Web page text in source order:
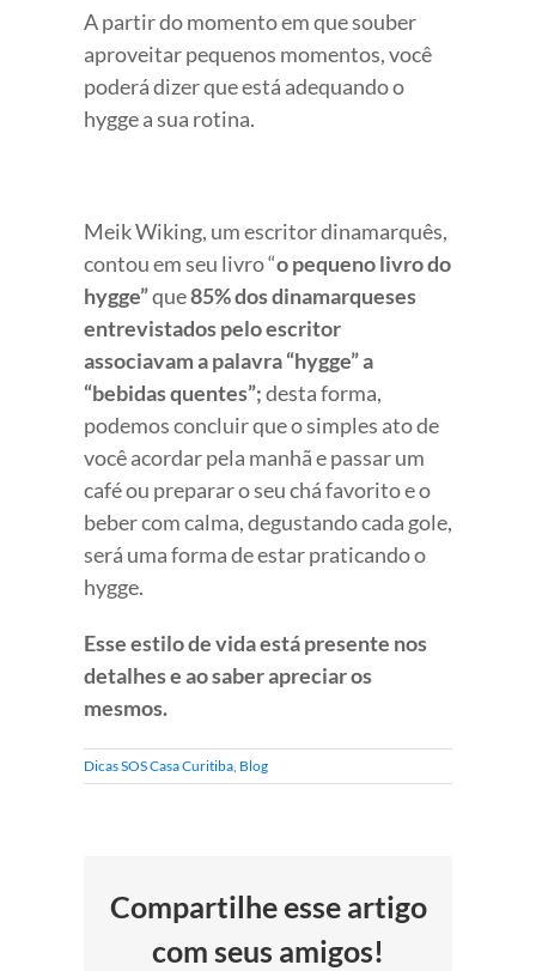
A partir do momento em que souber
aproveitar pequenos momentos, você
poderá dizer que está adequando o
hygge a sua rotina.
Meik Wiking, um escritor dinamarquês,
contou em seu livro “o pequeno livro do
hygge”que85% dos dinamarqueses
entrevistados pelo escritor
associavam a palavra “hygge” a
“bebidas quentes”;desta forma,
podemos concluir que o simples ato de
você acordar pela manhã e passar um
café ou preparar o seu chá favorito e o
beber com calma, degustando cada gole,
será uma forma de estar praticando o
hygge.
Esse estilo de vida está presente nos
detalhes e ao saber apreciar os
mesmos.
Dicas SOS Casa Curitiba, Blog
Compartilhe esse artigo
com seus amigos!